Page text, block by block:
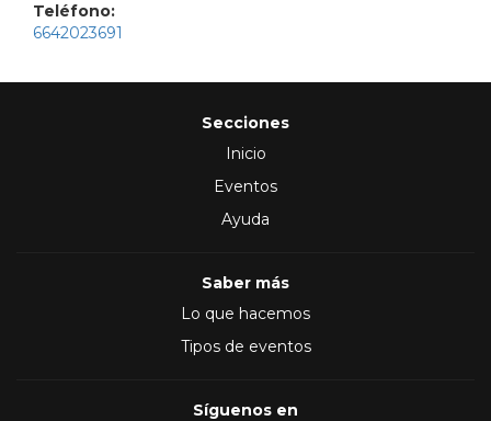
Teléfono:
6642023691
Secciones
Inicio
Eventos
Ayuda
Saber más
Lo que hacemos
Tipos de eventos
Síguenos en